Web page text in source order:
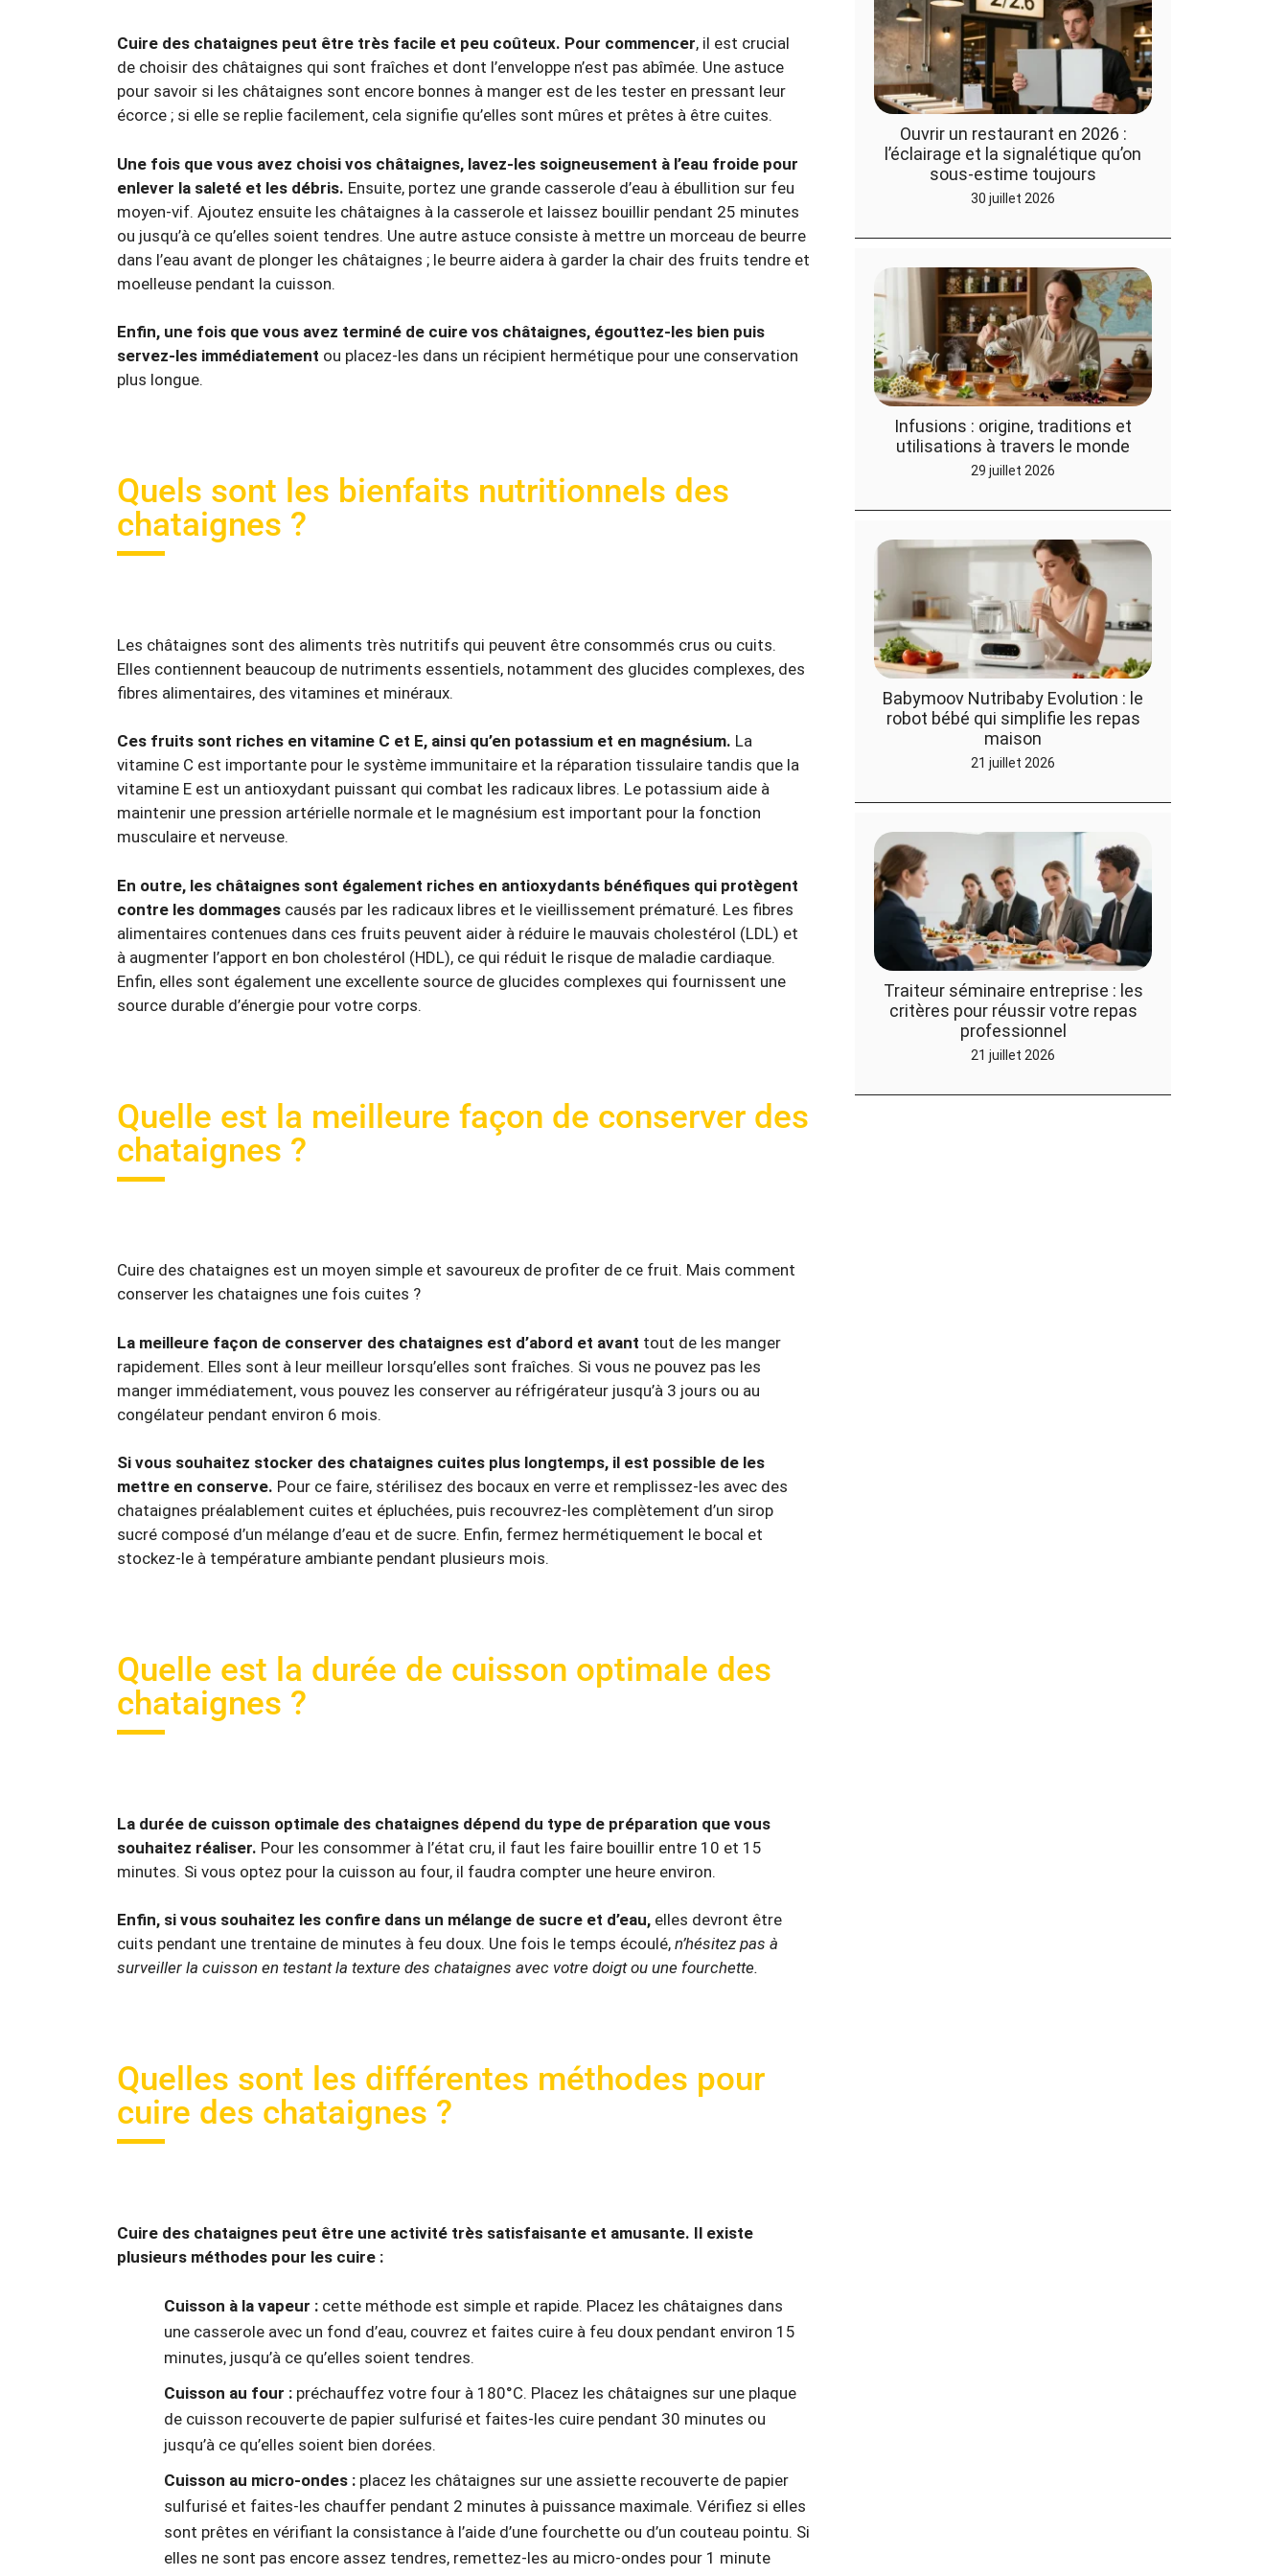
Cuire des chataignes peut être très facile et peu coûteux. Pour commencer, il est crucial
de choisir des châtaignes qui sont fraîches et dont l’enveloppe n’est pas abîmée. Une astuce
pour savoir si les châtaignes sont encore bonnes à manger est de les tester en pressant leur
écorce ; si elle se replie facilement, cela signifie qu’elles sont mûres et prêtes à être cuites.
Une fois que vous avez choisi vos châtaignes, lavez-les soigneusement à l’eau froide pour
enlever la saleté et les débris. Ensuite, portez une grande casserole d’eau à ébullition sur feu
moyen-vif. Ajoutez ensuite les châtaignes à la casserole et laissez bouillir pendant 25 minutes
ou jusqu’à ce qu’elles soient tendres. Une autre astuce consiste à mettre un morceau de beurre
dans l’eau avant de plonger les châtaignes ; le beurre aidera à garder la chair des fruits tendre et
moelleuse pendant la cuisson.
Enfin, une fois que vous avez terminé de cuire vos châtaignes, égouttez-les bien puis
servez-les immédiatement ou placez-les dans un récipient hermétique pour une conservation
plus longue.
Quels sont les bienfaits nutritionnels des
chataignes ?
Les châtaignes sont des aliments très nutritifs qui peuvent être consommés crus ou cuits.
Elles contiennent beaucoup de nutriments essentiels, notamment des glucides complexes, des
fibres alimentaires, des vitamines et minéraux.
Ces fruits sont riches en vitamine C et E, ainsi qu’en potassium et en magnésium. La
vitamine C est importante pour le système immunitaire et la réparation tissulaire tandis que la
vitamine E est un antioxydant puissant qui combat les radicaux libres. Le potassium aide à
maintenir une pression artérielle normale et le magnésium est important pour la fonction
musculaire et nerveuse.
En outre, les châtaignes sont également riches en antioxydants bénéfiques qui protègent
contre les dommages causés par les radicaux libres et le vieillissement prématuré. Les fibres
alimentaires contenues dans ces fruits peuvent aider à réduire le mauvais cholestérol (LDL) et
à augmenter l’apport en bon cholestérol (HDL), ce qui réduit le risque de maladie cardiaque.
Enfin, elles sont également une excellente source de glucides complexes qui fournissent une
source durable d’énergie pour votre corps.
Quelle est la meilleure façon de conserver des
chataignes ?
Cuire des chataignes est un moyen simple et savoureux de profiter de ce fruit. Mais comment
conserver les chataignes une fois cuites ?
La meilleure façon de conserver des chataignes est d’abord et avant tout de les manger
rapidement. Elles sont à leur meilleur lorsqu’elles sont fraîches. Si vous ne pouvez pas les
manger immédiatement, vous pouvez les conserver au réfrigérateur jusqu’à 3 jours ou au
congélateur pendant environ 6 mois.
Si vous souhaitez stocker des chataignes cuites plus longtemps, il est possible de les
mettre en conserve. Pour ce faire, stérilisez des bocaux en verre et remplissez-les avec des
chataignes préalablement cuites et épluchées, puis recouvrez-les complètement d’un sirop
sucré composé d’un mélange d’eau et de sucre. Enfin, fermez hermétiquement le bocal et
stockez-le à température ambiante pendant plusieurs mois.
Quelle est la durée de cuisson optimale des
chataignes ?
La durée de cuisson optimale des chataignes dépend du type de préparation que vous
souhaitez réaliser. Pour les consommer à l’état cru, il faut les faire bouillir entre 10 et 15
minutes. Si vous optez pour la cuisson au four, il faudra compter une heure environ.
Enfin, si vous souhaitez les confire dans un mélange de sucre et d’eau, elles devront être
cuits pendant une trentaine de minutes à feu doux. Une fois le temps écoulé, n’hésitez pas à
surveiller la cuisson en testant la texture des chataignes avec votre doigt ou une fourchette.
Quelles sont les différentes méthodes pour
cuire des chataignes ?
Cuire des chataignes peut être une activité très satisfaisante et amusante. Il existe
plusieurs méthodes pour les cuire :
Cuisson à la vapeur : cette méthode est simple et rapide. Placez les châtaignes dans
une casserole avec un fond d’eau, couvrez et faites cuire à feu doux pendant environ 15
minutes, jusqu’à ce qu’elles soient tendres.
Cuisson au four : préchauffez votre four à 180°C. Placez les châtaignes sur une plaque
de cuisson recouverte de papier sulfurisé et faites-les cuire pendant 30 minutes ou
jusqu’à ce qu’elles soient bien dorées.
Cuisson au micro-ondes : placez les châtaignes sur une assiette recouverte de papier
sulfurisé et faites-les chauffer pendant 2 minutes à puissance maximale. Vérifiez si elles
sont prêtes en vérifiant la consistance à l’aide d’une fourchette ou d’un couteau pointu. Si
elles ne sont pas encore assez tendres, remettez-les au micro-ondes pour 1 minute
Ouvrir un restaurant en 2026 :
l’éclairage et la signalétique qu’on
sous-estime toujours
30 juillet 2026
Infusions : origine, traditions et
utilisations à travers le monde
29 juillet 2026
Babymoov Nutribaby Evolution : le
robot bébé qui simplifie les repas
maison
21 juillet 2026
Traiteur séminaire entreprise : les
critères pour réussir votre repas
professionnel
21 juillet 2026